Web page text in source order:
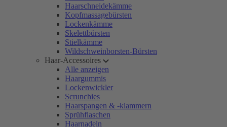
Haarschneidekämme
Kopfmassagebürsten
Lockenkämme
Skelettbürsten
Stielkämme
Wildschweinborsten-Bürsten
Haar-Accessoires
Alle anzeigen
Haargummis
Lockenwickler
Scrunchies
Haarspangen & -klammern
Sprühflaschen
Haarnadeln